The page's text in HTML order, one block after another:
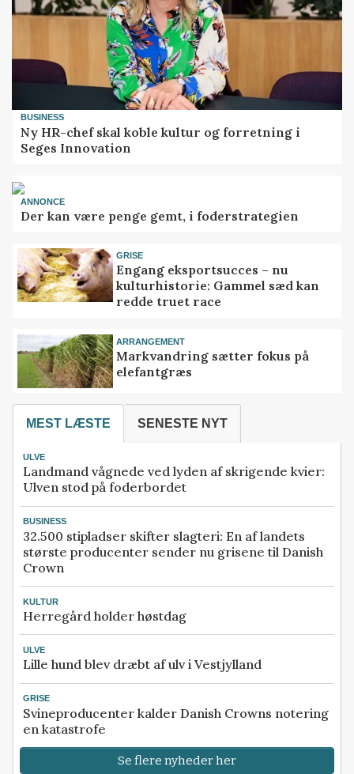
BUSINESS
Ny HR-chef skal koble kultur og forretning i
Seges Innovation
ANNONCE
Der kan være penge gemt, i foderstrategien
GRISE
Engang eksportsucces – nu
kulturhistorie: Gammel sæd kan
redde truet race
ARRANGEMENT
Markvandring sætter fokus på
elefantgræs
MEST LÆSTE SENESTE NYT
ULVE
Landmand vågnede ved lyden af skrigende kvier:
Ulven stod på foderbordet
BUSINESS
32.500 stipladser skifter slagteri: En af landets
største producenter sender nu grisene til Danish
Crown
KULTUR
Herregård holder høstdag
ULVE
Lille hund blev dræbt af ulv i Vestjylland
GRISE
Svineproducenter kalder Danish Crowns notering
en katastrofe
Se flere nyheder her